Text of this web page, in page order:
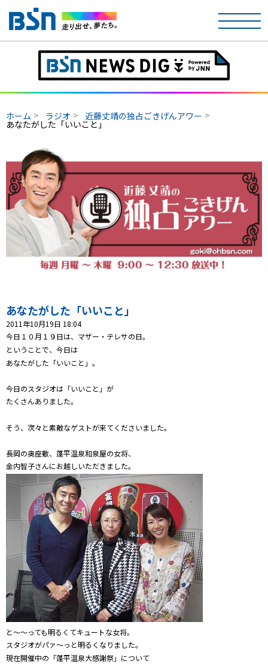
ホーム
テレビ
ラジオ
イベント
ニュース
天気
プレゼント
キッズ
Well-being
会社概要・ビジョン
ホーム ラジオ 近藤丈靖の独占ごきげんアワー
あなたがした「いいこと」
あなたがした「いいこと」
2011年10月19日 18:04
今日１０月１９日は、マザー・テレサの日。
ということで、今日は
あなたがした「いいこと」。
今日のスタジオは「いいこと」が
たくさんありました。
そう、次々と素敵なゲストが来てくださいました。
長岡の奥座敷、蓬平温泉和泉屋の女将、
金内智子さんにお越しいただきました。
と～～っても明るくてキュートな女将。
スタジオがパァ～っと明るくなりました。
現在開催中の「蓬平温泉大感謝祭」について